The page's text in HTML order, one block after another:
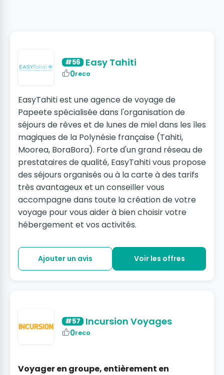
#56 Easy Tahiti
0reco
EasyTahiti est une agence de voyage de
Papeete spécialisée dans l'organisation de
séjours de rêves et de lunes de miel dans les îles
magiques de la Polynésie française (Tahiti,
Moorea, BoraBora). Forte d'un grand réseau de
prestataires de qualité, EasyTahiti vous propose
des séjours organisés ou à la carte à des tarifs
très avantageux et un conseiller vous
accompagne dans toute la création de votre
voyage pour vous aider à bien choisir votre
hébergement et vos activités.
Ajouter un avis Voir les offres
#57 Incursion Voyages
0reco
Voyager en groupe, entièrement en